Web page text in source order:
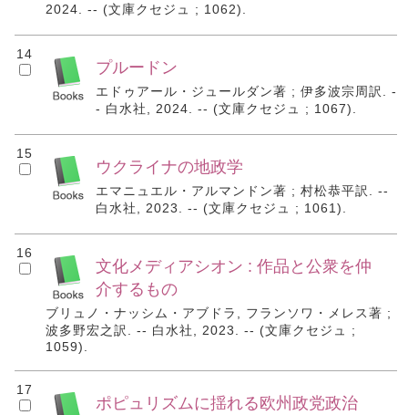
2024. -- (文庫クセジュ ; 1062).
14
プルードン
エドゥアール・ジュールダン著 ; 伊多波宗周訳. -
- 白水社, 2024. -- (文庫クセジュ ; 1067).
15
ウクライナの地政学
エマニュエル・アルマンドン著 ; 村松恭平訳. --
白水社, 2023. -- (文庫クセジュ ; 1061).
16
文化メディアシオン : 作品と公衆を仲
介するもの
ブリュノ・ナッシム・アブドラ, フランソワ・メレス著 ;
波多野宏之訳. -- 白水社, 2023. -- (文庫クセジュ ;
1059).
17
ポピュリズムに揺れる欧州政党政治